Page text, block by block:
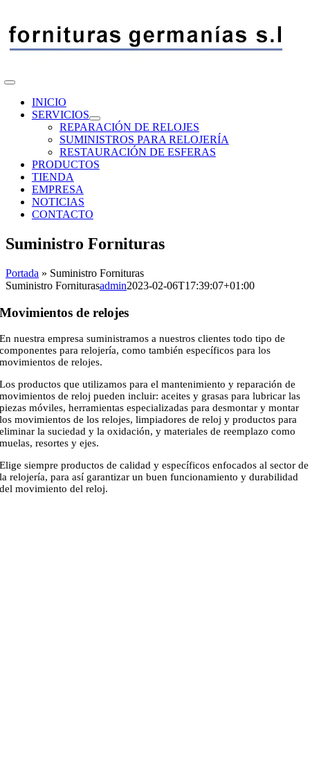
contenido
Toggle
Navigation
INICIO
SERVICIOS
REPARACIÓN DE RELOJES
SUMINISTROS PARA RELOJERÍA
RESTAURACIÓN DE ESFERAS
PRODUCTOS
TIENDA
EMPRESA
NOTICIAS
CONTACTO
Suministro Fornituras
Portada » Suministro Fornituras
Suministro Forniturasadmin2023-02-06T17:39:07+01:00
Movimientos de relojes
En nuestra empresa suministramos a nuestros clientes todo tipo de
componentes para relojería, como también específicos para los
movimientos de relojes.
Los productos que utilizamos para el mantenimiento y reparación de
movimientos de reloj pueden incluir: aceites y grasas para lubricar las
piezas móviles, herramientas especializadas para desmontar y montar
los movimientos de los relojes, limpiadores de reloj y productos para
eliminar la suciedad y la oxidación, y materiales de reemplazo como
muelas, resortes y ejes.
Elige siempre productos de calidad y específicos enfocados al sector de
la relojería, para así garantizar un buen funcionamiento y durabilidad
del movimiento del reloj.